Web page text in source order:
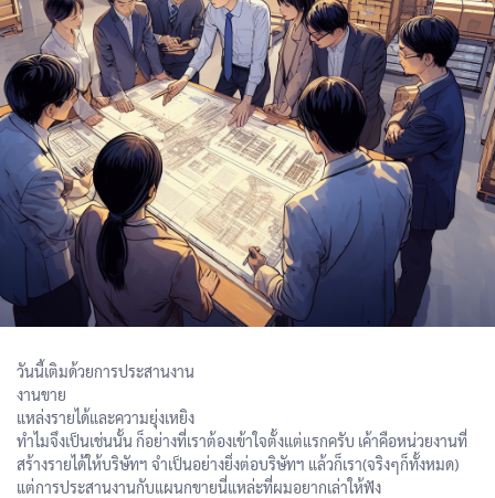
วันนี้เติมด้วยการประสานงาน
งานขาย
แหล่งรายได้และความยุ่งเหยิง
ทำไมจึงเป็นเช่นนั้น ก็อย่างที่เราต้องเข้าใจตั้งแต่แรกครับ เค้าคือหน่วยงานที่
สร้างรายได้ให้บริษัทฯ จำเป็นอย่างยิ่งต่อบริษัทฯ แล้วก็เรา(จริงๆก็ทั้งหมด)
แต่การประสานงานกับแผนกขายนี่แหล่ะที่ผมอยากเล่าให้ฟัง